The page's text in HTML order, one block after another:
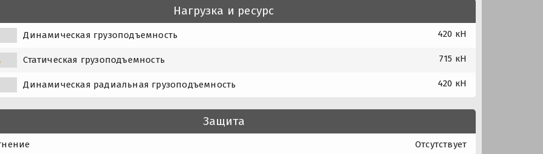
Нагрузка и ресурс
Динамическая грузоподъемность 420 кН
Статическая грузоподъемность 715 кН
Динамическая радиальная грузоподъемность 420 кН
Защита
Отсутствует